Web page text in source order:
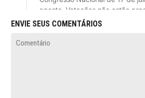
ENVIE SEUS COMENTÁRIOS